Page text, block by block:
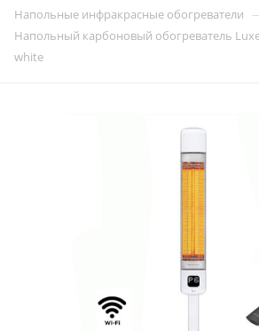
Напольные инфракрасные обогреватели
Напольный карбоновый обогреватель
white